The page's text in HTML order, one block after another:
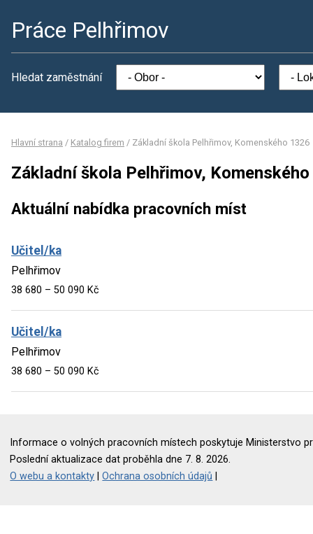
Práce Pelhřimov
Hledat zaměstnání
Hlavní strana / Katalog firem / Základní škola Pelhřimov, Komenského 1326
Základní škola Pelhřimov,
Aktuální nabídka pracovních míst
Učitel/ka
Pelhřimov
38 680 – 50 090 Kč
Učitel/ka
Pelhřimov
38 680 – 50 090 Kč
Informace o volných pracovních místech poskytuje Ministerstvo
Poslední aktualizace dat proběhla dne 7. 8. 2026.
O webu a kontakty |Ochrana osobních údajů